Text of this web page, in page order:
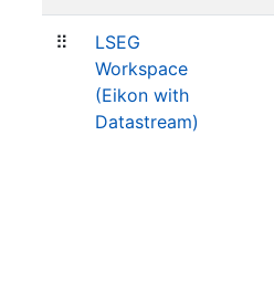
⠿
LSEG
Workspace
(Eikon with
Datastream)